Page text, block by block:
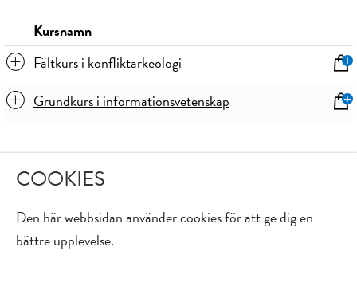
Kursnamn
Fältkurs i konfliktarkeologi
Grundkurs i informationsvetenskap
COOKIES
Den här webbsidan använder cookies för att ge dig en
bättre upplevelse.